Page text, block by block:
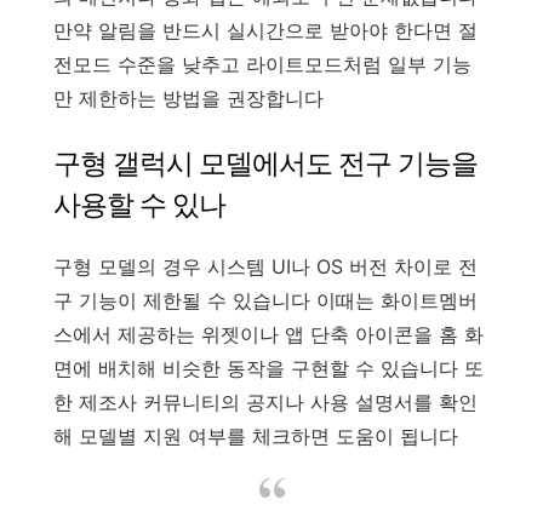
만약 알림을 반드시 실시간으로 받아야 한다면 절
전모드 수준을 낮추고 라이트모드처럼 일부 기능
만 제한하는 방법을 권장합니다
구형 갤럭시 모델에서도 전구 기능을
사용할 수 있나
구형 모델의 경우 시스템 UI나 OS 버전 차이로 전
구 기능이 제한될 수 있습니다 이때는 화이트멤버
스에서 제공하는 위젯이나 앱 단축 아이콘을 홈 화
면에 배치해 비슷한 동작을 구현할 수 있습니다 또
한 제조사 커뮤니티의 공지나 사용 설명서를 확인
해 모델별 지원 여부를 체크하면 도움이 됩니다